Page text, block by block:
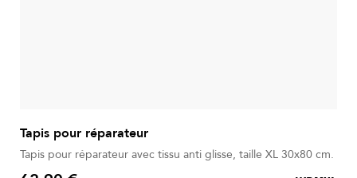
Tapis pour réparateur
Tapis pour réparateur avec tissu anti glisse, taille XL 30x80 cm.